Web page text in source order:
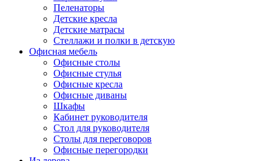
Пеленаторы
Детские кресла
Детские матрасы
Стеллажи и полки в детскую
Офисная мебель
Офисные столы
Офисные стулья
Офисные кресла
Офисные диваны
Шкафы
Кабинет руководителя
Стол для руководителя
Столы для переговоров
Офисные перегородки